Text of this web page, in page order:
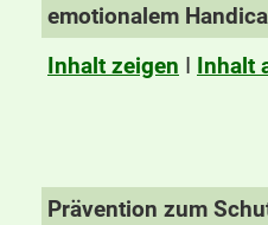
emotionalem
Inhalt zeigen I Inhalt
Prävention zum